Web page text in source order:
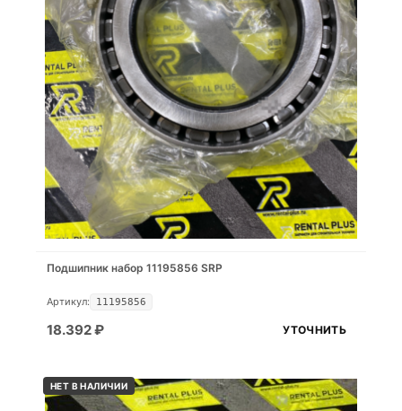
Подшипник набор 11195856 SRP
Артикул: 11195856
18.392₽ УТОЧНИТЬ
НЕТ В НАЛИЧИИ